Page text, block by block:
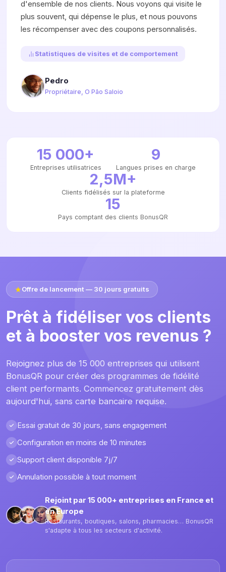
d'ensemble de nos clients. Nous voyons qui visite le
plus souvent, qui dépense le plus, et nous pouvons
les récompenser avec des coupons personnalisés.
Statistiques de visites et de comportement
Pedro
Propriétaire, O Pão Saloio
15 000+
Entreprises utilisatrices
9
Langues prises en charge
2,5M+
Clients fidélisés sur la plateforme
15
Pays comptant des clients BonusQR
Offre de lancement — 30 jours gratuits
Prêt à fidéliser vos clients
et à booster vos revenus ?
Rejoignez plus de 15 000 entreprises qui utilisent
BonusQR pour créer des programmes de fidélité
client performants. Commencez gratuitement dès
aujourd'hui, sans carte bancaire requise.
Essai gratuit de 30 jours, sans engagement
Configuration en moins de 10 minutes
Support client disponible 7j/7
Annulation possible à tout moment
Rejoint par 15 000+ entreprises en France et
en Europe
Restaurants, boutiques, salons, pharmacies… BonusQR
s'adapte à tous les secteurs d'activité.